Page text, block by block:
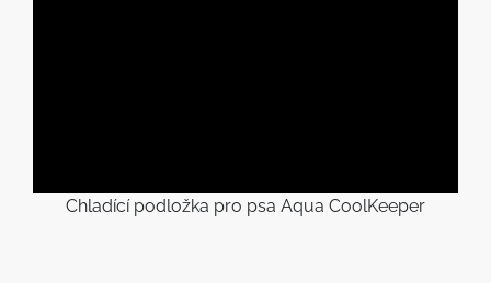
Chladící podložka pro psa Aqua CoolKeeper